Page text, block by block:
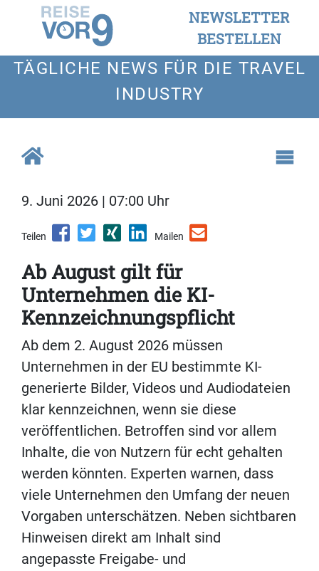
NEWSLETTER
BESTELLEN
TÄGLICHE NEWS FÜR DIE TRAVEL
INDUSTRY
9. Juni 2026 | 07:00 Uhr
Teilen Mailen
Ab August gilt für
Unternehmen die KI-
Kennzeichnungspflicht
Ab dem 2. August 2026 müssen
Unternehmen in der EU bestimmte KI-
generierte Bilder, Videos und Audiodateien
klar kennzeichnen, wenn sie diese
veröffentlichen. Betroffen sind vor allem
Inhalte, die von Nutzern für echt gehalten
werden könnten. Experten warnen, dass
viele Unternehmen den Umfang der neuen
Vorgaben unterschätzen. Neben sichtbaren
Hinweisen direkt am Inhalt sind
angepasste Freigabe- und